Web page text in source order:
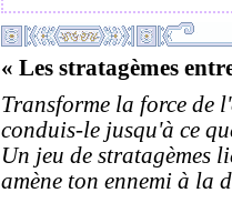
« Les stratagèmes
Transforme la force de
conduis-le jusqu'à ce
Un jeu de stratagèmes
amène ton ennemi à la